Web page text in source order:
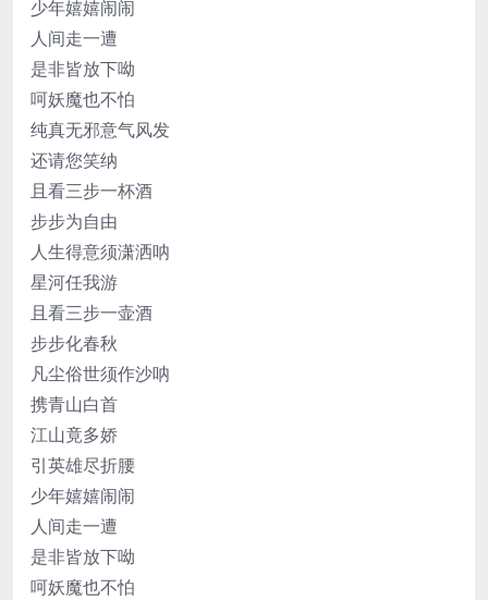
少年嬉嬉闹闹
人间走一遭
是非皆放下呦
呵妖魔也不怕
纯真无邪意气风发
还请您笑纳
且看三步一杯酒
步步为自由
人生得意须潇洒呐
星河任我游
且看三步一壶酒
步步化春秋
凡尘俗世须作沙呐
携青山白首
江山竟多娇
引英雄尽折腰
少年嬉嬉闹闹
人间走一遭
是非皆放下呦
呵妖魔也不怕